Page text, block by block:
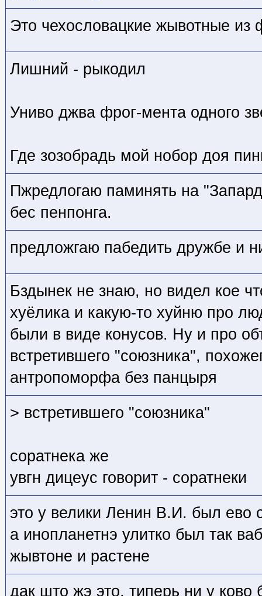
Это чехословацкие жывотные
Лишний - рыкодил
Униво джва фрог-мента одного
Где зозобрадь мой нобор доя
Пжредлогаю паминять на
бес пенпонга.
предложгаю пабедить дружбе и
Бздынек не знаю, но видел кое
хуёлика и какую-то хуйню про
были в виде конусов. Ну и про
встретившего "союзника",
антропоморфа без панцыря
> встретившего "союзника"
соратнека же
увгн дицеус говорит - соратнеки
это у велики Ленин В.И. был ево
а инопланетнэ улитко был так
жывтоне и растене
дак што жэ это, типерь ни у ково